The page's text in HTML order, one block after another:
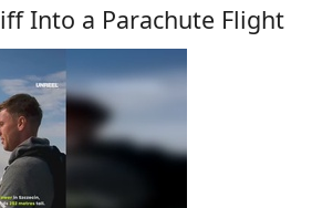
Into a Parachute Flight